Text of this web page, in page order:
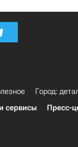
Город:
сервисы Пресс-